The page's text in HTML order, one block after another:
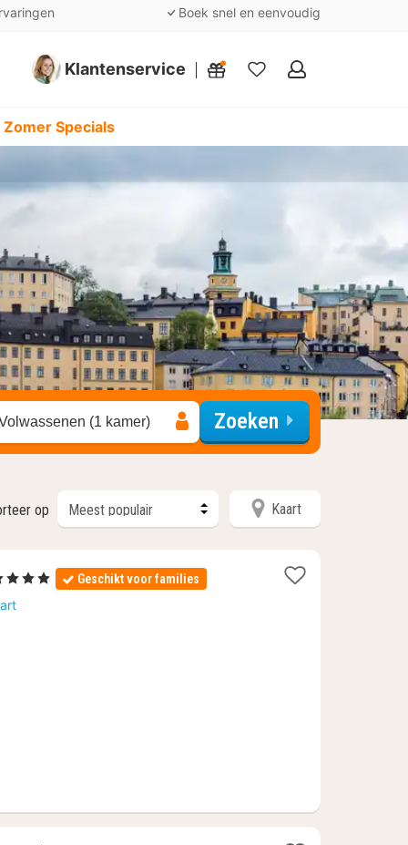
Boek snel en eenvoudig
Klantenservice
Mijn
Specials
(1 kamer) Zoeken
op Kaart
Sterren Geschikt voor families